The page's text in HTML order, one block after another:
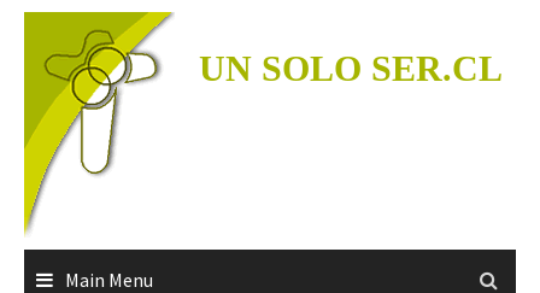
Skip
content
UN SOLO SER.CL
Main Menu